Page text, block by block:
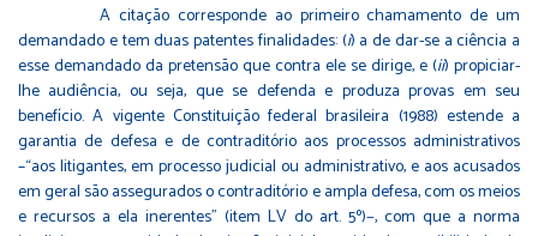
A citação corresponde ao primeiro chamamento de um
demandado e tem duas patentes finalidades: (i) a de dar-se a ciência a
esse demandado da pretensão que contra ele se dirige, e (ii) propiciar-
lhe audiência, ou seja, que se defenda e produza provas em seu
benefício. A vigente Constituição federal brasileira (1988) estende a
garantia de defesa e de contraditório aos processos administrativos
–“aos litigantes, em processo judicial ou administrativo, e aos acusados
em geral são assegurados o contraditório e ampla defesa, com os meios
e recursos a ela inerentes” (item LV do art. 5º)−, com que a norma